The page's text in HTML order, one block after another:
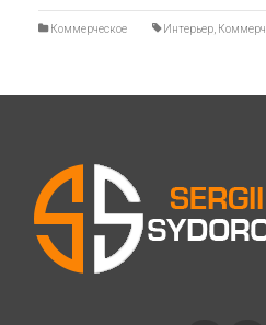
Коммерческое Интерьер